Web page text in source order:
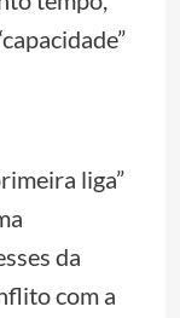
liga”
da
com a